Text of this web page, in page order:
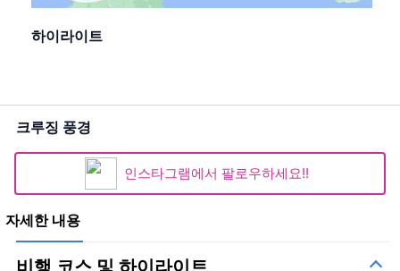
하이라이트
크루징 풍경
인스타그램에서 팔로우하세요!!
자세한 내용